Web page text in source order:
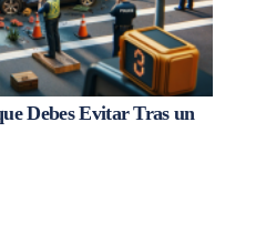
Debes Evitar Tras un